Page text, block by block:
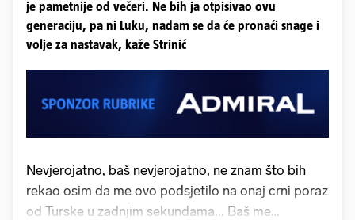
je pametnije od večeri. Ne bih ja otpisivao ovu
generaciju, pa ni Luku, nadam se da će pronaći snage i
volje za nastavak, kaže Strinić
Nevjerojatno, baš nevjerojatno, ne znam što bih
rekao osim da me ovo podsjetilo na onaj crni poraz
od Turske u zadnjim sekundama... Baš me